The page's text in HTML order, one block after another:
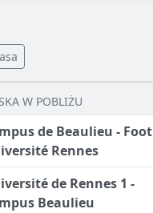
W POBLIŻU
de Beaulieu - Foot
Rennes
de Rennes 1 -
Beaulieu